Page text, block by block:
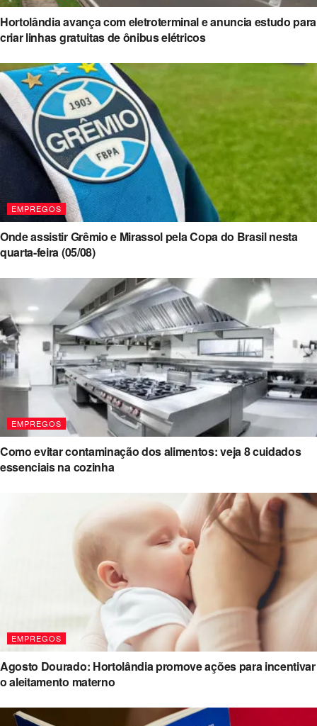
Hortolândia avança com eletroterminal e anuncia estudo para
criar linhas gratuitas de ônibus elétricos
EMPREGOS
Onde assistir Grêmio e Mirassol pela Copa do Brasil nesta
quarta-feira (05/08)
EMPREGOS
Como evitar contaminação dos alimentos: veja 8 cuidados
essenciais na cozinha
EMPREGOS
Agosto Dourado: Hortolândia promove ações para incentivar
o aleitamento materno